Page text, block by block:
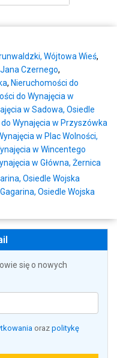
Wójtowa Wieś,
Czernego,
, Nieruchomości do
do Wynajęcia w
w Sadowa, Osiedle
Wynajęcia w Przyszówka
w Plac Wolności,
w Wincentego
w Główna, Żernica
Osiedle Wojska
Osiedle Wojska
się o nowych
oraz politykę